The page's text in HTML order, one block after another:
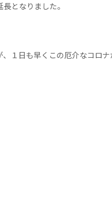
となりました。
１日も早くこの厄介なコロ